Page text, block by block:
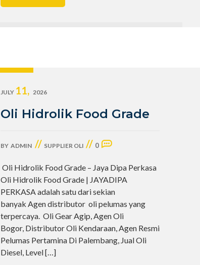
JULY 11, 2026
Oli Hidrolik Food Grade
BY ADMIN // SUPPLIER OLI // 0
Oli Hidrolik Food Grade – Jaya Dipa Perkasa
Oli Hidrolik Food Grade | JAYADIPA
PERKASA adalah satu dari sekian
banyak Agen distributor oli pelumas yang
terpercaya. Oli Gear Agip, Agen Oli
Bogor, Distributor Oli Kendaraan, Agen Resmi
Pelumas Pertamina Di Palembang, Jual Oli
Diesel, Level[…]